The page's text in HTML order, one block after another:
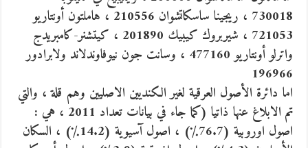
730018 ، ريجينا ساسكاتشوان 210556 ، هاملتون أونتاريو
721053 ، شيربروك كيبيك 201890 ، كيتشنر-كامبريدج
واترلو أونتاريو 477160 ، وسانت جون نيوفاوندلاند ولابرادور
196966
اما دائرة الأصول العرقية لغير الكنديين الاصليين وهم قلة ، والتي
تم الابلاغ عنها ذاتيا (كما جاء في بيانات تعداد 2011 ، هي :
اصول اوروبية (76.7٪) ، اصول آسيوية (14.2٪) ، السكان